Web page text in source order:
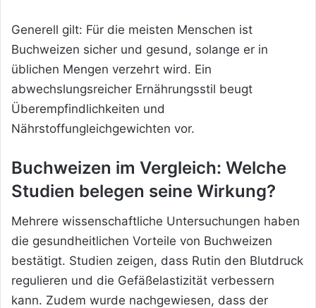
Generell gilt: Für die meisten Menschen ist
Buchweizen sicher und gesund, solange er in
üblichen Mengen verzehrt wird. Ein
abwechslungsreicher Ernährungsstil beugt
Überempfindlichkeiten und
Nährstoffungleichgewichten vor.
Buchweizen im Vergleich: Welche
Studien belegen seine Wirkung?
Mehrere wissenschaftliche Untersuchungen haben
die gesundheitlichen Vorteile von Buchweizen
bestätigt. Studien zeigen, dass Rutin den Blutdruck
regulieren und die Gefäßelastizität verbessern
kann. Zudem wurde nachgewiesen, dass der